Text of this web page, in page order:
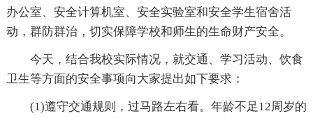
办公室、安全计算机室、安全实验室和安全学生宿舍活
动，群防群治，切实保障学校和师生的生命财产安全。
今天，结合我校实际情况，就交通、学习活动、饮食
卫生等方面的安全事项向大家提出如下要求：
(1)遵守交通规则，过马路左右看。年龄不足12周岁的